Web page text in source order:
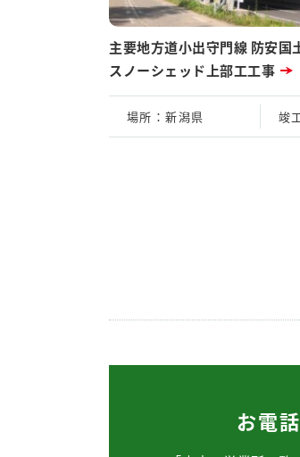
主要地方道小出守門線 防安国
スノーシェッド上部工工事
場所 ：新潟県 竣
お電